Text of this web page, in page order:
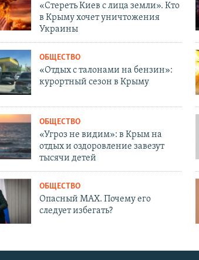
«Стереть Киев с лица земли». Кто
в Крыму хочет уничтожения
Украины
ОБЩЕСТВО
«Отдых с талонами на бензин»:
курортный сезон в Крыму
ОБЩЕСТВО
«Угроз не видим»: в Крым на
отдых и оздоровление завезут
тысячи детей
ОБЩЕСТВО
Опасный MAX. Почему его
следует избегать?